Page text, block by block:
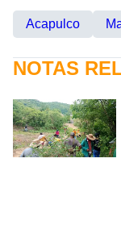
Acapulco
NOTAS